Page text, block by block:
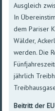
Ausgleich
In
dem Pariser
Wälder,
werden. Die
jährlich
Beitrittder EU